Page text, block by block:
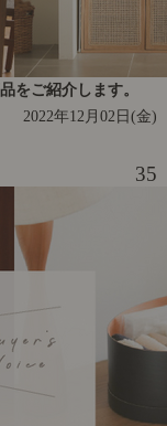
をご紹介します。
2022年12月02日(金)
35